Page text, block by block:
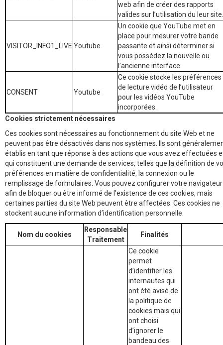
web afin de créer des rapports
valides sur l’utilisation du leur site.
VISITOR_INFO1_LIVE Youtube
Un cookie que YouTube met en
place pour mesurer votre bande
passante et ainsi déterminer si
vous possédez la nouvelle ou
l’ancienne interface.
CONSENT Youtube
Ce cookie stocke les préférences
de lecture vidéo de l’utilisateur
pour les vidéos YouTube
incorporées.
Cookies strictement nécessaires
Ces cookies sont nécessaires au fonctionnement du site Web et ne
peuvent pas être désactivés dans nos systèmes. Ils sont
établis en tant que réponse à des actions que vous avez effectuées
qui constituent une demande de services, telles que la définition de
préférences en matière de confidentialité, la connexion ou le
remplissage de formulaires. Vous pouvez configurer votre navigateur
afin de bloquer ou être informé de l’existence de ces cookies, mais
certaines parties du site Web peuvent être affectées. Ces cookies ne
stockent aucune information d’identification personnelle.
Nom du cookies
Responsable
Traitement
Finalités
Ce cookie
permet
d’identifier les
internautes qui
ont été avisé de
la politique de
cookies mais qui
ont choisi
d’ignorer le
bandeau des